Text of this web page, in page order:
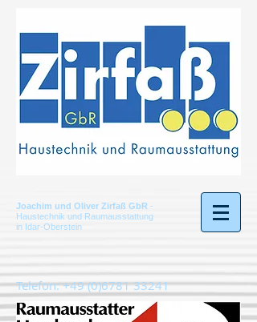
Joachim und Oliver Zirfaß GbR -
Haustechnik und Raumausstattung
in Idar-Oberstein
Telefon:+49 (0)6781 33241